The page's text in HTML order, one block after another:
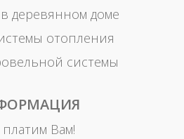
деревянном доме
отопления
системы
Вам!